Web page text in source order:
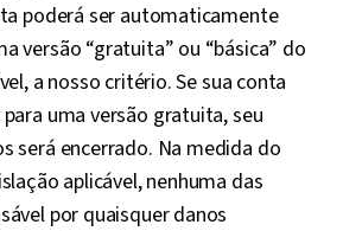
poderá ser automaticamente
versão “gratuita” ou “básica” do
a nosso critério. Se sua conta
uma versão gratuita, seu
será encerrado. Na medida do
aplicável, nenhuma das
por quaisquer danos